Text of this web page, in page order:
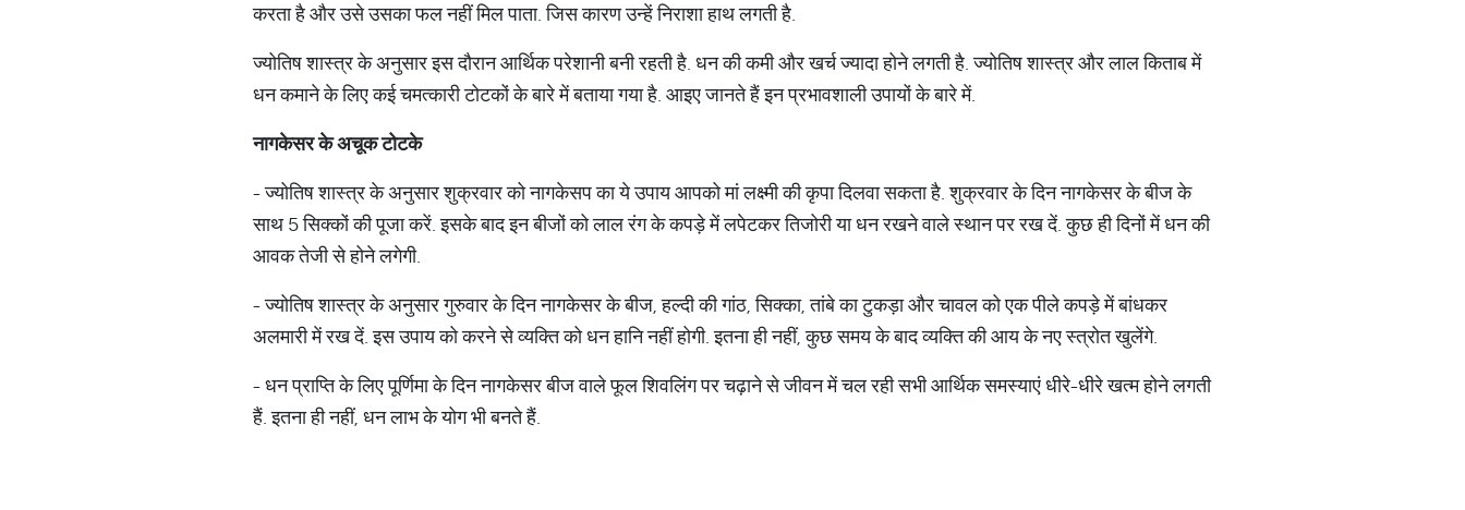
करता है और उसे उसका फल नहीं मिल पाता. जिस कारण उन्हें निराशा हाथ लगती है.
ज्योतिष शास्त्र के अनुसार इस दौरान आर्थिक परेशानी बनी रहती है. धन की कमी और खर्च ज्यादा होने लगती है. ज्योतिष शास्त्र और लाल किताब में
धन कमाने के लिए कई चमत्कारी टोटकों के बारे में बताया गया है. आइए जानते हैं इन प्रभावशाली उपायों के बारे में.
नागकेसरकेअचूकटोटके
- ज्योतिष शास्त्र के अनुसार शुक्रवार को नागकेसप का ये उपाय आपको मां लक्ष्मी की कृपा दिलवा सकता है. शुक्रवार के दिन नागकेसर के बीज के
साथ 5 सिक्कों की पूजा करें. इसके बाद इन बीजों को लाल रंग के कपड़े में लपेटकर तिजोरी या धन रखने वाले स्थान पर रख दें. कुछ ही दिनों में धन की
आवक तेजी से होने लगेगी.
- ज्योतिष शास्त्र के अनुसार गुरुवार के दिन नागकेसर के बीज, हल्दी की गांठ, सिक्का, तांबे का टुकड़ा और चावल को एक पीले कपड़े में बांधकर
अलमारी में रख दें. इस उपाय को करने से व्यक्ति को धन हानि नहीं होगी. इतना ही नहीं, कुछ समय के बाद व्यक्ति की आय के नए स्त्रोत खुलेंगे.
- धन प्राप्ति के लिए पूर्णिमा के दिन नागकेसर बीज वाले फूल शिवलिंग पर चढ़ाने से जीवन में चल रही सभी आर्थिक समस्याएं धीरे-धीरे खत्म होने लगती
हैं. इतना ही नहीं, धन लाभ के योग भी बनते हैं.